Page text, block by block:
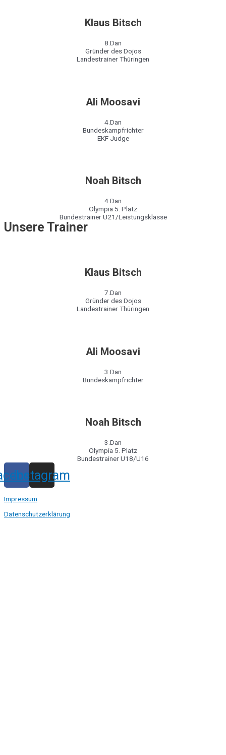
Klaus Bitsch
8.Dan
Gründer des Dojos
Landestrainer Thüringen
Ali Moosavi
4.Dan
Bundeskampfrichter
EKF Judge
Noah Bitsch
4.Dan
Olympia 5. Platz
Bundestrainer U21/Leistungsklasse
Unsere Trainer
Klaus Bitsch
7.Dan
Gründer des Dojos
Landestrainer Thüringen
Ali Moosavi
3.Dan
Bundeskampfrichter
Noah Bitsch
3.Dan
Olympia 5. Platz
Bundestrainer U18/U16
Instagram
Impressum
Datenschutzerklärung